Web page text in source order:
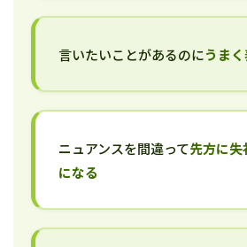
言いたいことがあるのにうま
ニュアンスを間違って先方に
になる